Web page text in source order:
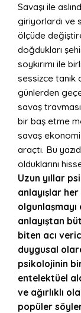
Savaşı ile
giriyorlardı ve
ölçüde
doğdukları
soykırımı ile
sessizce tanık
günlerden
savaş
bir baş etme
savaş
araçtı. Bu
olduklarını
Uzun yıllar
anlayışlar
anlayıştan
biten acı
duygusal
psikolojinin
entelektüel
ve ağırlıklı
popüler sö